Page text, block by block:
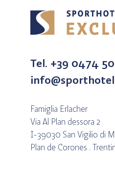
Home
Tel. +39 0474
Famiglia Erlacher
Via Al Plan dessora 2
I-39030 San Vigilio di
Plan de Corones .